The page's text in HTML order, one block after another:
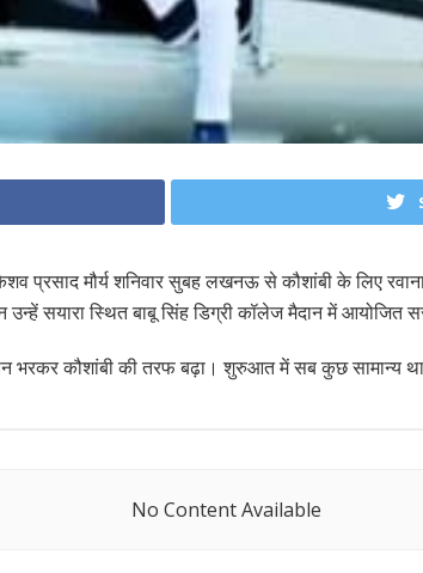
प्रसाद मौर्य शनिवार सुबह लखनऊ से कौशांबी के लिए
उन्हें सयारा स्थित बाबू सिंह डिग्री कॉलेज मैदान में आयोजित
भरकर कौशांबी की तरफ बढ़ा। शुरुआत में सब कुछ सामान्य
No Content Available